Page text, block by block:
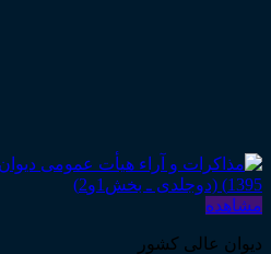
مشاهده
دیوان عالی کشور